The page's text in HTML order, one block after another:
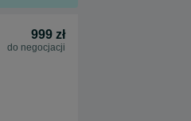
999 zł
do negocjacji